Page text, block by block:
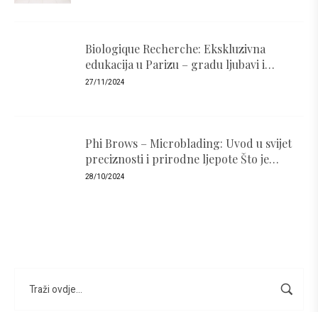
Biologique Recherche: Ekskluzivna
edukacija u Parizu – gradu ljubavi i
luksuza
27/11/2024
Phi Brows – Microblading: Uvod u svijet
preciznosti i prirodne ljepote Što je
PhiBrows i zašto je popularan ?
28/10/2024